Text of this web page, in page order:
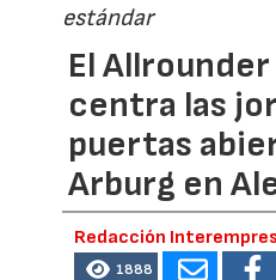
estándar
El
centra las
puertas
Arburg en
Redacción
1888